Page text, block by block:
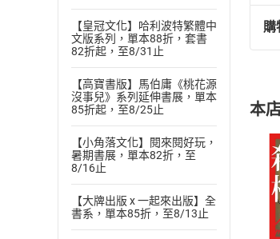
【皇冠文化】哈利波特繁體中
文版系列，單本88折，套書
82折起，至8/31止
【高寶書版】馬伯庸《桃花源
沒事兒》系列延伸書展，單本
85折起，至8/25止
【小角落文化】閱來閱好玩，
暑期書展，單本82折，至
8/16止
【大牌出版 x 一起來出版】全
書系，單本85折，至8/13止
購
本